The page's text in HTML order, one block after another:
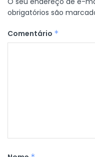
obrigatórios são
Comentário *